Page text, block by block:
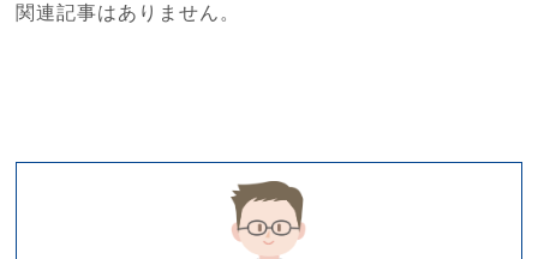
関連記事はありません。